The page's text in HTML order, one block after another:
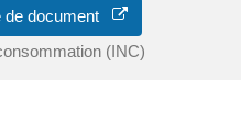
de document
(INC)